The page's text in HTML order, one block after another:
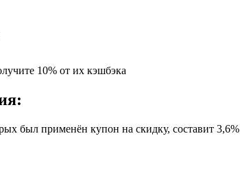
10% от их кэшбэка
был применён купон на скидку, составит 3,6%